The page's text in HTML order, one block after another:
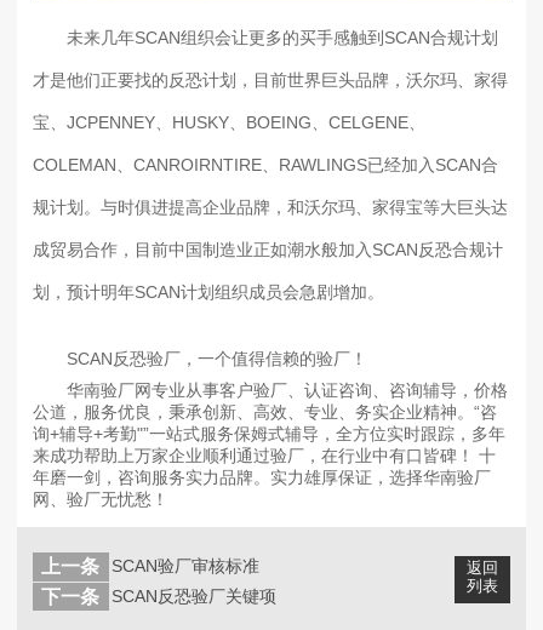
未来几年SCAN组织会让更多的买手感触到SCAN合规计划
才是他们正要找的反恐计划，目前世界巨头品牌，沃尔玛、家得
宝、JCPENNEY、HUSKY、BOEING、CELGENE、
COLEMAN、CANROIRNTIRE、RAWLINGS已经加入SCAN合
规计划。与时俱进提高企业品牌，和沃尔玛、家得宝等大巨头达
成贸易合作，目前中国制造业正如潮水般加入SCAN反恐合规计
划，预计明年SCAN计划组织成员会急剧增加。
SCAN反恐验厂，一个值得信赖的验厂！
华南验厂网专业从事客户验厂、认证咨询、咨询辅导，价格
公道，服务优良，秉承创新、高效、专业、务实企业精神。“咨
询+辅导+考勤"”一站式服务保姆式辅导，全方位实时跟踪，多年
来成功帮助上万家企业顺利通过验厂，在行业中有口皆碑！ 十
年磨一剑，咨询服务实力品牌。实力雄厚保证，选择华南验厂
网、验厂无忧愁！
返回
列表
上一条 SCAN验厂审核标准
下一条 SCAN反恐验厂关键项